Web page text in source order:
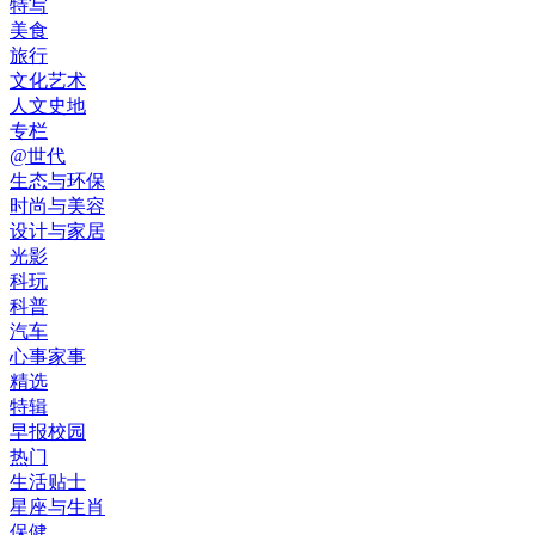
特写
美食
旅行
文化艺术
人文史地
专栏
@世代
生态与环保
时尚与美容
设计与家居
光影
科玩
科普
汽车
心事家事
精选
特辑
早报校园
热门
生活贴士
星座与生肖